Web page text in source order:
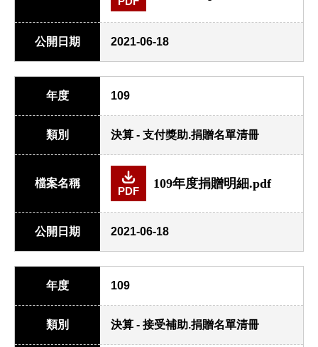
公開日期 2021-06-18
年度 109
類別 決算 - 支付獎助.捐贈名單清冊
檔案名稱
PDF
109年度捐贈明細.pdf
公開日期 2021-06-18
年度 109
類別 決算 - 接受補助.捐贈名單清冊